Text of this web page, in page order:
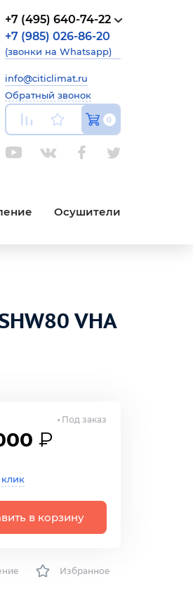
+7 (495) 640-74-22
+7 (985) 026-86-20
(звонки на Whatsapp)
info@citiclimat.ru
Обратный звонок
0
Осушители
VHA
₽
клик
в корзину
Под заказ
Избранное